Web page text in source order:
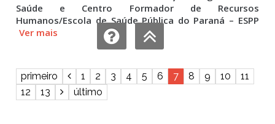
Saúde e Centro Formador de Recursos
Humanos/Escola de Saúde Pública do Paraná – ESPP
Ver mais
primeiro 1 2 3 4 5 6 7 8 9 10
11
12
13 último